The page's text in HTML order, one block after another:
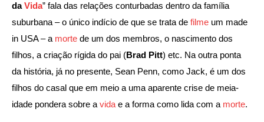
daVida” fala das relações conturbadas dentro da família
suburbana – o único indício de que se trata de filme um made
in USA – a morte de um dos membros, o nascimento dos
filhos, a criação rígida do pai (Brad Pitt) etc. Na outra ponta
da história, já no presente, Sean Penn, como Jack, é um dos
filhos do casal que em meio a uma aparente crise de meia-
idade pondera sobre a vida e a forma como lida com a morte.